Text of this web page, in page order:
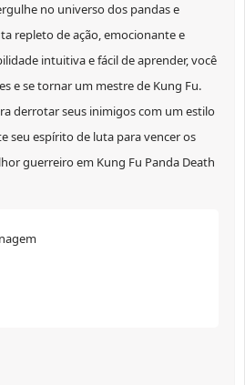
no universo dos pandas e
repleto de ação, emocionante e
intuitiva e fácil de aprender, você
e se tornar um mestre de Kung Fu.
derrotar seus inimigos com um estilo
seu espírito de luta para vencer os
guerreiro em Kung Fu Panda Death